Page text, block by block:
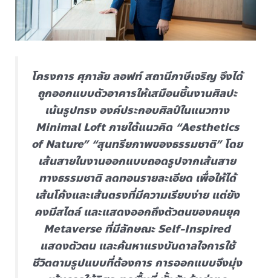
โครงการ ศุภาลัย ลอฟท์ สถานีภาษีเจริญ จึงได้
ถูกออกแบบตัวอาคารให้เสมือนชิ้นงานศิลปะ
เน้นรูปทรง องค์ประกอบศิลป์ในแนวทาง
Minimal Loft ภายใต้แนวคิด “Aesthetics
of Nature” “สุนทรียภาพของธรรมชาติ” โดย
เส้นสายในงานออกแบบถอดรูปจากเส้นสาย
ทางธรรมชาติ ลดทอนรายละเอียด เพื่อให้ได้
เส้นโค้งและเส้นตรงที่มีความเรียบง่าย แต่ยัง
คงมีสไตล์ และแสดงออกถึงตัวตนของคนยุค
Metaverse ที่มีลักษณะ Self-Inspired
แสดงตัวตน และค้นหาแรงบันดาลใจการใช้
ชีวิตตามรูปแบบที่ต้องการ การออกแบบจึงมุ่ง